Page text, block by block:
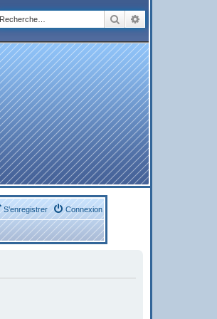
Rechercher
Connexion
S’enregistrer